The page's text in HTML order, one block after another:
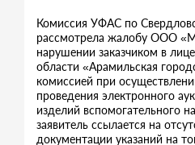
Комиссия УФАС по
рассмотрела жалобу ООО
нарушении заказчиком в
области «Арамильская
комиссией при
проведения электронного
изделий вспомогательного
заявитель ссылается на
документации указаний на